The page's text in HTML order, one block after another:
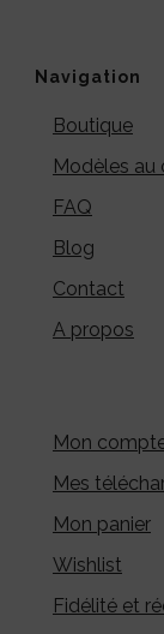
Navigation
Boutique
Modèles au
FAQ
Blog
Contact
A propos
Mon
Mes
Mon panier
Wishlist
Fidélité et